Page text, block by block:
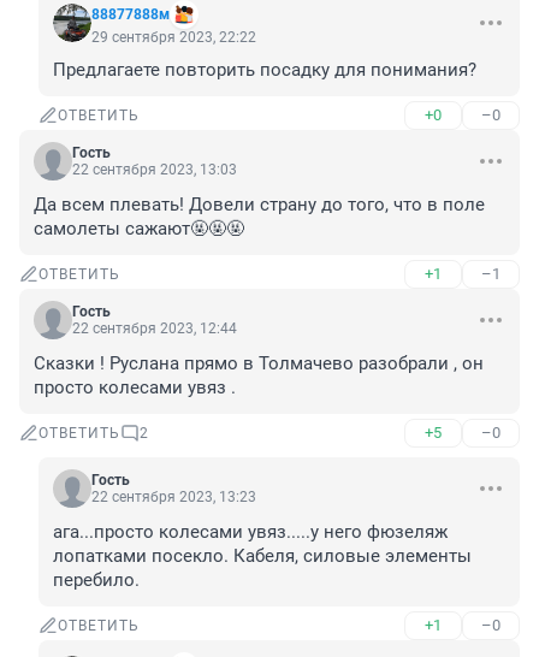
88877888м
29 сентября 2023, 22:22
Предлагаете повторить посадку для понимания?
ОТВЕТИТЬ +0 –0
Гость
22 сентября 2023, 13:03
Да всем плевать! Довели страну до того, что в поле
самолеты сажают🤬🤬🤬
ОТВЕТИТЬ +1 –1
Гость
22 сентября 2023, 12:44
Сказки ! Руслана прямо в Толмачево разобрали , он
просто колесами увяз .
ОТВЕТИТЬ 2 +5 –0
Гость
22 сентября 2023, 13:23
ага...просто колесами увяз.....у него фюзеляж
лопатками посекло. Кабеля, силовые элементы
перебило.
ОТВЕТИТЬ +1 –0